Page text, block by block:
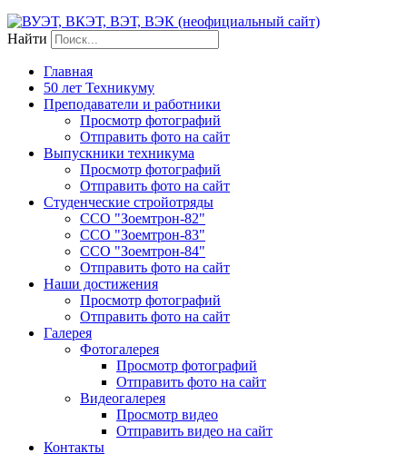
Найти
Главная
50 лет Техникуму
Преподаватели и работники
Просмотр фотографий
Отправить фото на сайт
Выпускники техникума
Просмотр фотографий
Отправить фото на сайт
Студенческие стройотряды
ССО "Зоемтрон-82"
ССО "Зоемтрон-83"
ССО "Зоемтрон-84"
Отправить фото на сайт
Наши достижения
Просмотр фотографий
Отправить фото на сайт
Галерея
Фотогалерея
Просмотр фотографий
Отправить фото на сайт
Видеогалерея
Просмотр видео
Отправить видео на сайт
Контакты